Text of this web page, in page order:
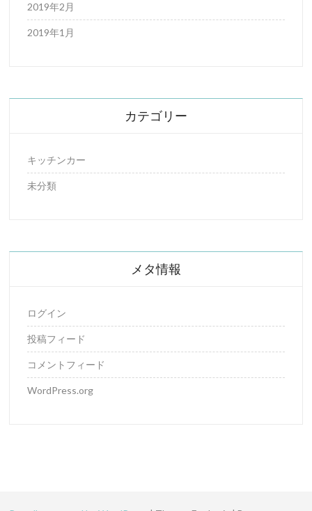
2019年2月
2019年1月
カテゴリー
キッチンカー
未分類
メタ情報
ログイン
投稿フィード
コメントフィード
WordPress.org